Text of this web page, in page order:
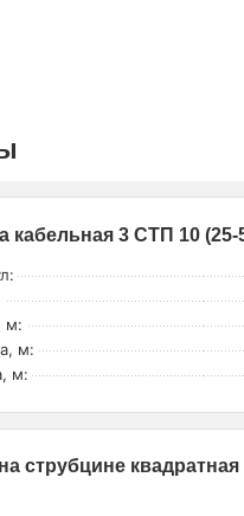
кабельная 3 СТП 10
м:
м:
м:
струбцине